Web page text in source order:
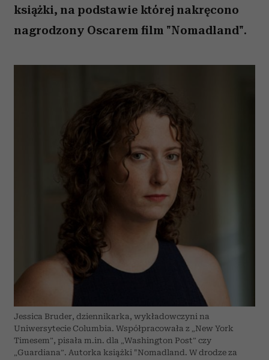
książki, na podstawie której nakręcono
nagrodzony Oscarem film "Nomadland".
Jessica Bruder, dziennikarka, wykładowczyni na
Uniwersytecie Columbia. Współpracowała z „New York
Timesem”, pisała m.in. dla „Washington Post” czy
„Guardiana”. Autorka książki "Nomadland. W drodze za